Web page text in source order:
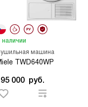
машина
TWD640WP
наличии
000 руб.